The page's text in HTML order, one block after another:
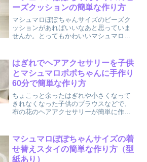
どで、初心者でも簡単に作れ...
ーズクッションの簡単な作り方
マシュマロぽぽちゃんサイズのビーズク
ッションがあればいいなあと思っていま
せんか。とってもかわいいマシュマロぽ
に支えがないと倒れてしまいます。マシ
ュマロぽぽちゃんを抱っこ...
はぎれでヘアアクセサリーを子供
とマシュマロポポちゃんに手作り
60分で簡単な作り方
ちょこっと余ったはぎれや小さくなって
きれなくなった子供のブラウスなどで、
布の花のヘアアクセサリーが簡単に作れ
シュマロポポちゃん（ちいぽぽちゃん）
とお揃いだとすごく喜びま...
マシュマロぽぽちゃんサイズの着
せ替えスタイの簡単な作り方（型
紙あり）